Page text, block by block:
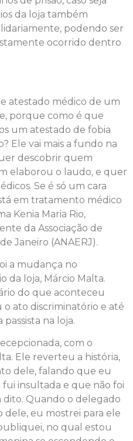
da loja também
podendo ser
ocorrido dentro
atestado médico de um
porque como é que
um atestado de fobia
Ele vai mais a fundo na
descobrir quem
elaborou o laudo, e quer
Se é só um cara
em tratamento médico
Kenia Maria Rio,
da Associação de
Janeiro (ANAERJ).
a mudança no
da loja, Márcio Malta.
do que aconteceu
ato discriminatório e até
na loja.
com o
Ele reverteu a história,
dele, falando que eu
insultada e que não foi
Quando o delegado
eu mostrei para ele
no qual estou